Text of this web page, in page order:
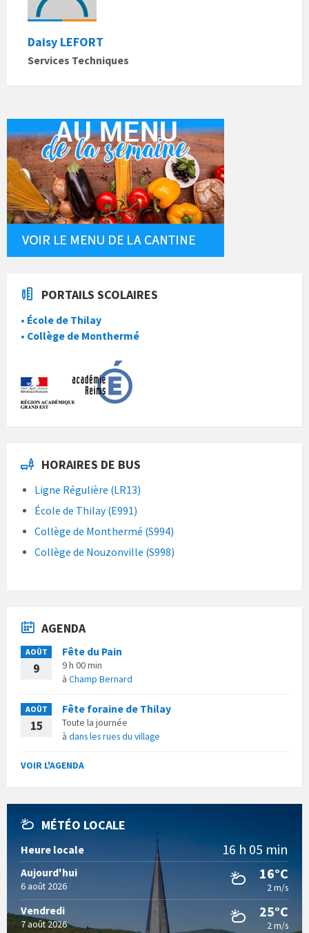
Daisy LEFORT
Services Techniques
PORTAILS SCOLAIRES
• École de Thilay
• Collège de Monthermé
HORAIRES DE BUS
Ligne Régulière (LR13)
École de Thilay (E991)
Collège de Monthermé (S994)
Collège de Nouzonville (S998)
AGENDA
AOÛT
9
Fête du Pain
9 h 00 min
à Champ Bernard
AOÛT
15
Fête foraine de Thilay
Toute la journée
à dans les rues du village
VOIR L'AGENDA
MÉTÉO LOCALE
Heure locale 16 h 05 min
Aujourd'hui
6 août 2026
16°C
2 m/s
Vendredi
7 août 2026
25°C
2 m/s